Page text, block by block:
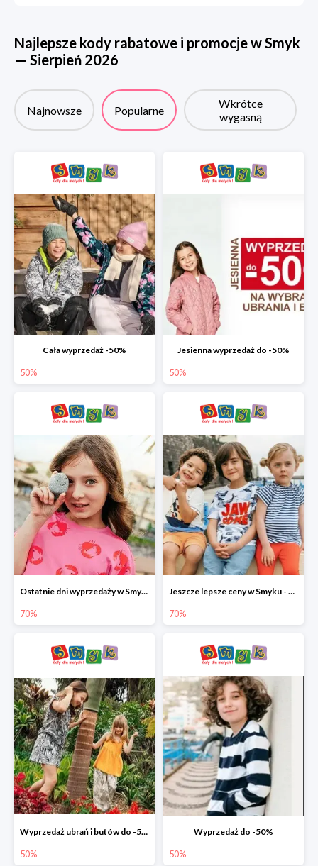
Najlepsze kody rabatowe i promocje wSmyk
— Sierpień 2026
Najnowsze Popularne
Wkrótce
wygasną
Cała wyprzedaż -50%
50%
Jesienna wyprzedaż do -50%
50%
Ostatnie dni wyprzedaży w Smyku - ubrania i buty do -70%
70%
Jeszcze lepsze ceny w Smyku - ubrania i buty do -70%
70%
Wyprzedaż ubrań i butów do -50%
50%
Wyprzedaż do -50%
50%